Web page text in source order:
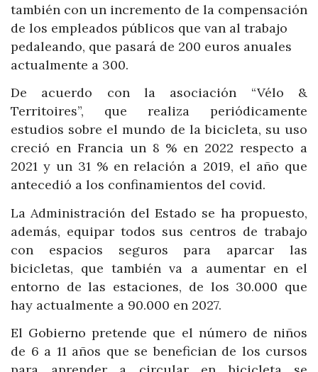
también con un incremento de la compensación
de los empleados públicos que van al trabajo
pedaleando, que pasará de 200 euros anuales
actualmente a 300.
De acuerdo con la asociación “Vélo &
Territoires”, que realiza periódicamente
estudios sobre el mundo de la bicicleta, su uso
creció en Francia un 8 % en 2022 respecto a
2021 y un 31 % en relación a 2019, el año que
antecedió a los confinamientos del covid.
La Administración del Estado se ha propuesto,
además, equipar todos sus centros de trabajo
con espacios seguros para aparcar las
bicicletas, que también va a aumentar en el
entorno de las estaciones, de los 30.000 que
hay actualmente a 90.000 en 2027.
El Gobierno pretende que el número de niños
de 6 a 11 años que se benefician de los cursos